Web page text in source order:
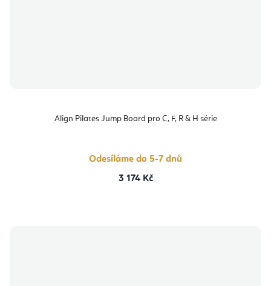
Align Pilates Jump Board pro C, F, R & H série
Odesíláme do 5-7 dnů
3 174 Kč